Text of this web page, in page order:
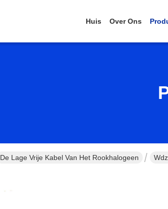
Huis Over Ons
De Lage Vrije Kabel Van Het Rookhalogeen